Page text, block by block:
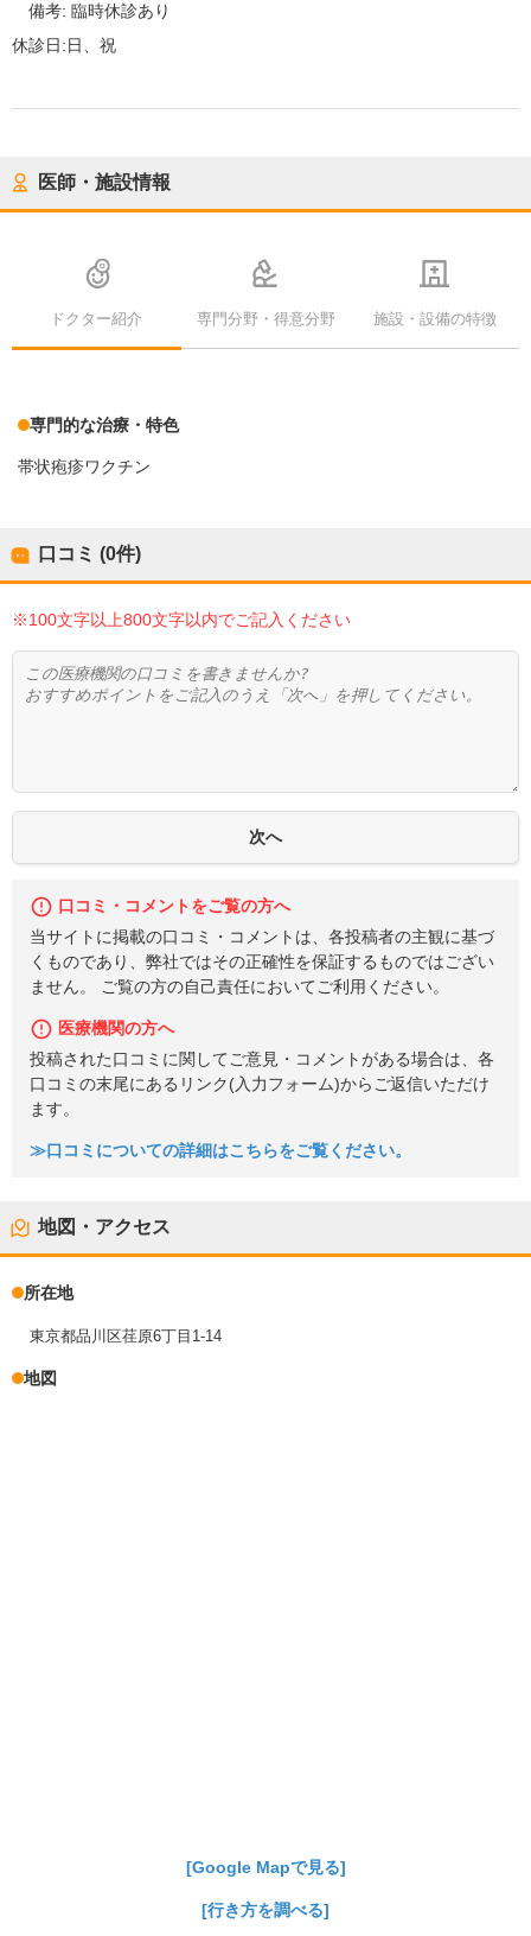
備考:臨時休診あり
休診日:日、祝
医師・施設情報
ドクター紹介 専門分野・得意分野 施設・設備の特徴
専門的な治療・特色
帯状疱疹ワクチン
口コミ (0件)
※100文字以上800文字以内でご記入ください
口コミ・コメントをご覧の方へ
当サイトに掲載の口コミ・コメントは、各投稿者の主観に基づ
くものであり、弊社ではその正確性を保証するものではござい
ません。 ご覧の方の自己責任においてご利用ください。
医療機関の方へ
投稿された口コミに関してご意見・コメントがある場合は、各
口コミの末尾にあるリンク(入力フォーム)からご返信いただけ
ます。
≫口コミについての詳細はこちらをご覧ください。
地図・アクセス
所在地
東京都品川区荏原6丁目1-14
地図
[Google Mapで見る]
[行き方を調べる]